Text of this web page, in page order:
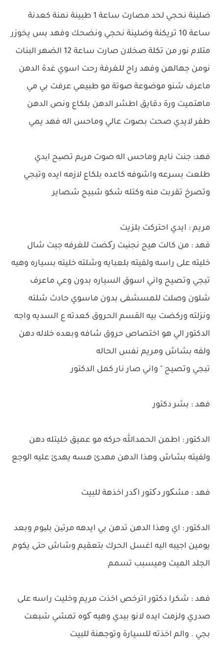
ضلينة نحجي لحد مصارت ساعة 1 طبينة نمنة كعدنة
ساعة 10 تريكنة وضلينة نحجي ونضحك وفهد بس يخوزر
متلام نور من تكلة صخلان صارت ساعة 12 الضهر البنات
نومن جهالهن وفهد راح للغرفة رحت اسوي غدة الدهن
ماعرف شنو موضوعة صوتة مو طبيعي عرفت بي مي
ماهتميت ورة دقايق اطشر الدهن بلكاع ونص الدهن
طفر لايدي صحت بصوت عالي وماحس اله فهد يمي
فهد: جنت نايم وماحس اله صوت مریم تصیح ایدي
طلعت بسرعه واشوفه كاعده بلكاع لازمه ايده وتبجي
وتصرخ تقربت منه وكتله شكو شبيج شصاير
مريم : ايدي احتركت بلزيت
فهد : من كالت هيج نجنیت رکضت للغرفه جبت شال
خليته على راسه ولفيته بلعبايه وشلته خليته بسياره وهيه
تبجي وتصيح واني اسوق السياره بدون وعي ماعرف
شلون وصلت للمسشفى بدون ماسوي حادث شلته
ونزلته وركضت بيه القسم الحروق كعدته ع السديه واجه
الدكتور الي هو اختصاص حروق شافه وبعده خلاله دهن
ولفه بشاش ومريم نفس الحاله
تبجي وتصيح " واني صار نار كمل الدكتور
فهد : بشر دكتور
الدكتور : اطمن الحمدالله حركه مو عميق خليتله دهن
ولفيته بشاش وهذا الدهن مهدئ هسه يهدئ عليه الوجع
فهد : مشکور دکتور اکدر اخذهة للبيت
الدكتور : اي وهذا الدهن تدهن بي ايدهه مرتین بلیوم وبعد
يومين اجيبه اليه اغسل الحرك بتعقيم وشاش حتى يكوم
الجلد الميت وميسبب تسمم
فهد : شكرا دكتور اترخص اخذت مريم وخليت راسه على
صدري ولزمت ايده لانو بيدي وهيه کوه تمشي شبعت
بجي . والم اخذته للسيارة وتوجهنة للبيت